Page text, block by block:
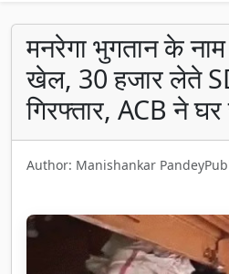
मनरेगा भुगतान के
खेल, 30 हजार लेते
गिरफ्तार, ACB ने घर
Author: Manishankar Pandey